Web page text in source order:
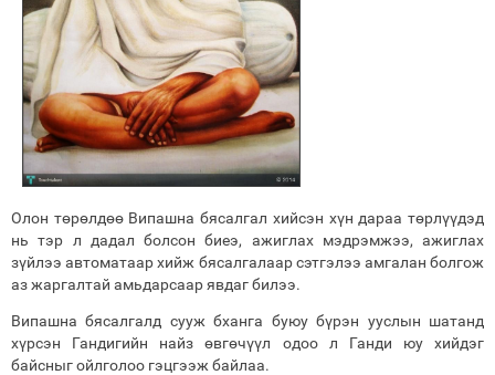
Олон төрөлдөө Випашна бясалгал хийсэн хүн дараа төрлүүдэд
нь тэр л дадал болсон биеэ, ажиглах мэдрэмжээ, ажиглах
зүйлээ автоматаар хийж бясалгалаар сэтгэлээ амгалан болгож
аз жаргалтай амьдарсаар явдаг билээ.
Випашна бясалгалд сууж бханга буюу бүрэн ууслын шатанд
хүрсэн Гандигийн найз өвгөчүүл одоо л Ганди юу хийдэг
байсныг ойлголоо гэцгээж байлаа.